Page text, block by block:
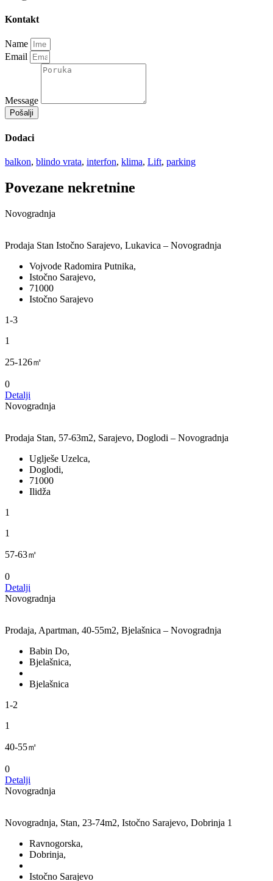
Kontakt
Name
Email
Message
Pošalji
Dodaci
balkon, blindo vrata, interfon, klima, Lift, parking
Povezane nekretnine
Novogradnja
Prodaja Stan Istočno Sarajevo, Lukavica – Novogradnja
Vojvode Radomira Putnika,
Istočno Sarajevo,
71000
Istočno Sarajevo
1-3
1
25-126㎡
0
Detalji
Novogradnja
Prodaja Stan, 57-63m2, Sarajevo, Doglodi – Novogradnja
Uglješe Uzelca,
Doglodi,
71000
Ilidža
1
1
57-63㎡
0
Detalji
Novogradnja
Prodaja, Apartman, 40-55m2, Bjelašnica – Novogradnja
Babin Do,
Bjelašnica,
Bjelašnica
1-2
1
40-55㎡
0
Detalji
Novogradnja
Novogradnja, Stan, 23-74m2, Istočno Sarajevo, Dobrinja 1
Ravnogorska,
Dobrinja,
Istočno Sarajevo